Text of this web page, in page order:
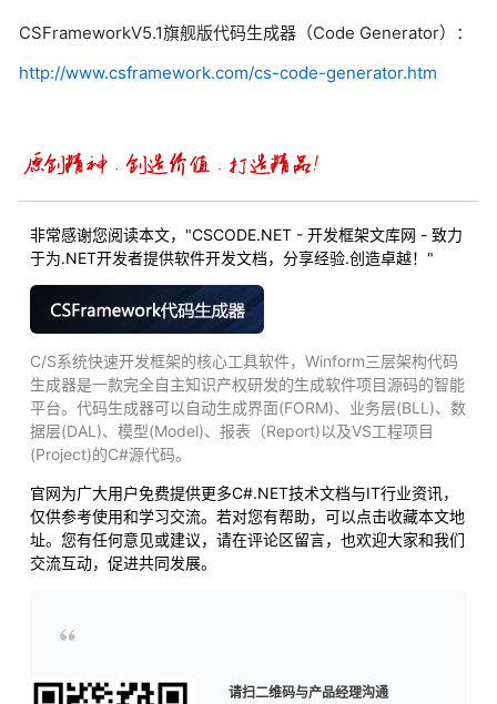
CSFrameworkV5.1旗舰版代码生成器（Code Generator）：
http://www.csframework.com/cs-code-generator.htm
非常感谢您阅读本文，"CSCODE.NET - 开发框架文库网 - 致力
于为.NET开发者提供软件开发文档，分享经验.创造卓越！"
C/S系统快速开发框架的核心工具软件，Winform三层架构代码
生成器是一款完全自主知识产权研发的生成软件项目源码的智能
平台。代码生成器可以自动生成界面(FORM)、业务层(BLL)、数
据层(DAL)、模型(Model)、报表（Report)以及VS工程项目
(Project)的C#源代码。
官网为广大用户免费提供更多C#.NET技术文档与IT行业资讯，
仅供参考使用和学习交流。若对您有帮助，可以点击收藏本文地
址。您有任何意见或建议，请在评论区留言，也欢迎大家和我们
交流互动，促进共同发展。
请扫二维码与产品经理沟通